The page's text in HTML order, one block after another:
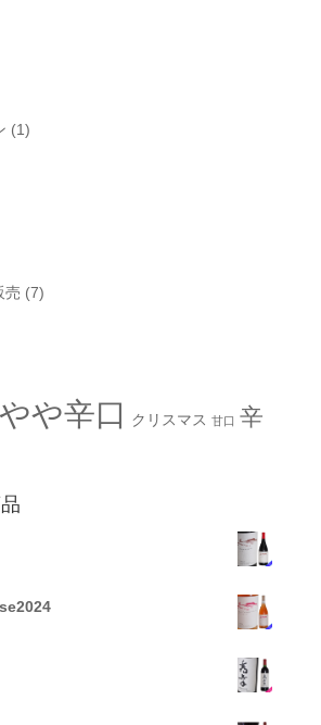
(1)
売 (7)
やや辛口 クリスマス 甘口 辛